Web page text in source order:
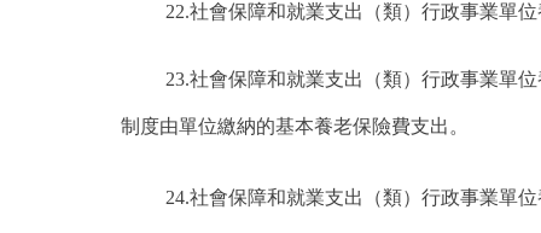
22.社會保障和就業支出（類）行政事業單
23.社會保障和就業支出（類）行政事業單
制度由單位繳納的基本養老保險費支出。
24.社會保障和就業支出（類）行政事業單